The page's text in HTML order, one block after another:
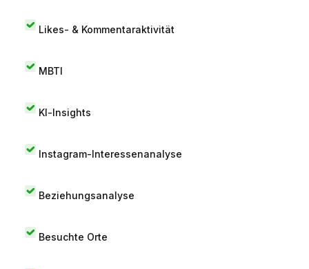
Likes- & Kommentaraktivität
MBTI
KI-Insights
Instagram-Interessenanalyse
Beziehungsanalyse
Besuchte Orte